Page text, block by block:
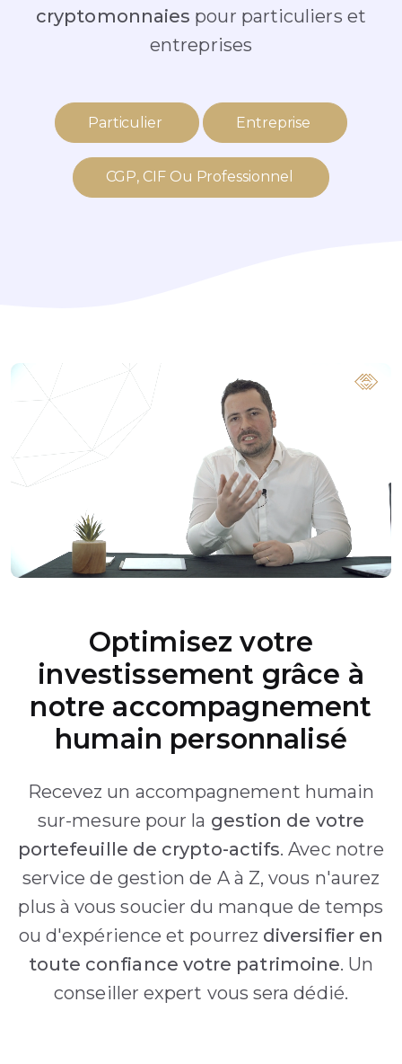
cryptomonnaies pour particuliers et
entreprises
Particulier Entreprise
CGP, CIF Ou Professionnel
Optimisez votre
investissement grâce à
notre accompagnement
humain personnalisé
Recevez un accompagnement humain
sur-mesure pour la gestion de votre
portefeuille de crypto-actifs. Avec notre
service de gestion de A à Z, vous n'aurez
plus à vous soucier du manque de temps
ou d'expérience et pourrez diversifier en
toute confiance votre patrimoine. Un
conseiller expert vous sera dédié.